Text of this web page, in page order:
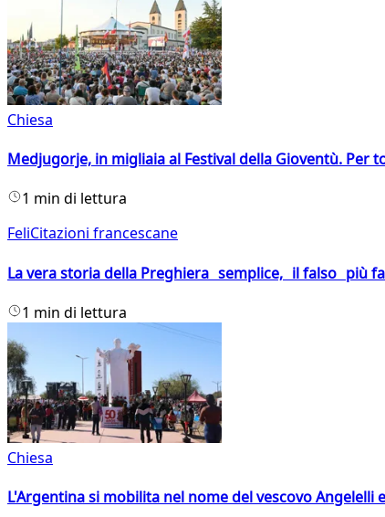
Chiesa
Medjugorje, in migliaia al Festival della Gioventù. Per
1 min di lettura
FeliCitazioni francescane
La vera storia della Preghiera semplice, il falso più
1 min di lettura
Chiesa
L'Argentina si mobilita nel nome del vescovo Angelelli